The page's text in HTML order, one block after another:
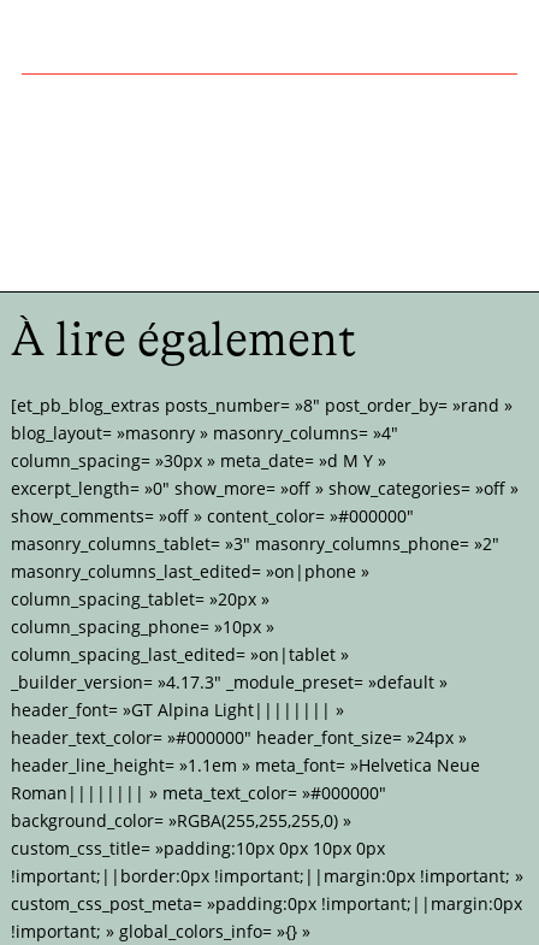
À lire également
[et_pb_blog_extras posts_number= »8″ post_order_by= »rand »
blog_layout= »masonry » masonry_columns= »4″
column_spacing= »30px » meta_date= »d M Y »
excerpt_length= »0″ show_more= »off » show_categories= »off »
show_comments= »off » content_color= »#000000″
masonry_columns_tablet= »3″ masonry_columns_phone= »2″
masonry_columns_last_edited= »on|phone »
column_spacing_tablet= »20px »
column_spacing_phone= »10px »
column_spacing_last_edited= »on|tablet »
_builder_version= »4.17.3″ _module_preset= »default »
header_font= »GT Alpina Light|||||||| »
header_text_color= »#000000″ header_font_size= »24px »
header_line_height= »1.1em » meta_font= »Helvetica Neue
Roman|||||||| » meta_text_color= »#000000″
background_color= »RGBA(255,255,255,0) »
custom_css_title= »padding:10px 0px 10px 0px
!important;||border:0px !important;||margin:0px !important; »
custom_css_post_meta= »padding:0px !important;||margin:0px
!important; » global_colors_info= »{} »